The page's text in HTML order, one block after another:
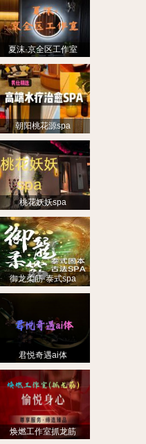
夏沫·京全区工作室
朝阳桃花源spa
桃花妖妖spa
御龙柔筋·泰式spa
君悦奇遇ai体
焕燃工作室抓龙筋